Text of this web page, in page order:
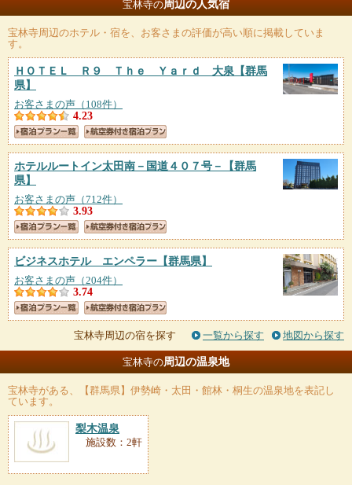
宝林寺の周辺の人気宿
宝林寺周辺のホテル・宿を、お客さまの評価が高い順に掲載していま
す。
ＨＯＴＥＬ Ｒ９ Ｔｈｅ Ｙａｒｄ 大泉 【群馬
県】
お客さまの声（108件）
4.23
ホテルルートイン太田南－国道４０７号－
【群馬
県】
お客さまの声（712件）
3.93
ビジネスホテル エンペラー 【群馬県】
お客さまの声（204件）
3.74
宝林寺周辺の宿を探す 一覧から探す 地図から探す
宝林寺の周辺の温泉地
宝林寺がある、【群馬県】伊勢崎・太田・館林・桐生の温泉地を表記し
ています。
梨木温泉
施設数：2軒